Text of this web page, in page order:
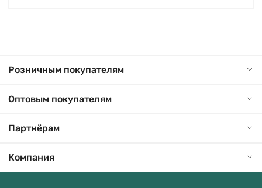
Розничным покупателям
Оптовым покупателям
Партнёрам
Компания